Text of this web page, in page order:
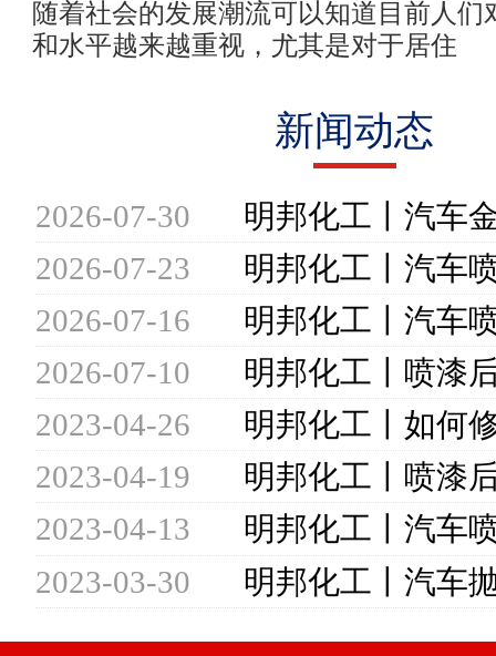
随着社会的发展潮流可以知道目前人们
和水平越来越重视，尤其是对于居住
新闻动态
2026-07-30
2026-07-23
2026-07-16
2026-07-10
2023-04-26
2023-04-19
2023-04-13
2023-03-30